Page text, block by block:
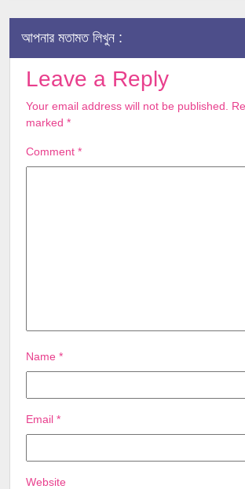
আপনার মতামত লিখুন :
Leave a Reply
Your email address will not be published.
marked *
Comment *
Name *
Email *
Website